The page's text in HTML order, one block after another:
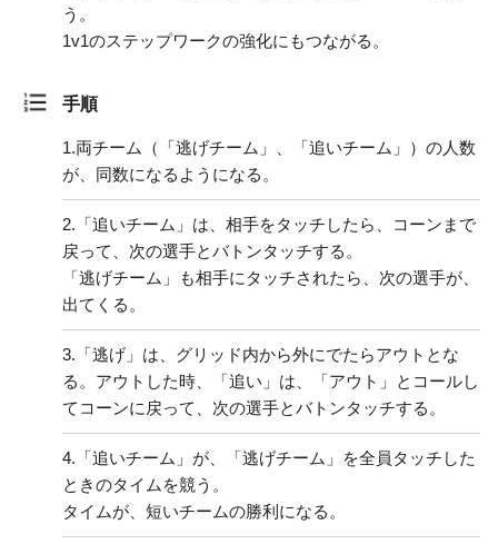
う。
1v1のステップワークの強化にもつながる。
手順
1.両チーム（「逃げチーム」、「追いチーム」）の人数
が、同数になるようになる。
2. 「追いチーム」は、相手をタッチしたら、コーンまで
戻って、次の選手とバトンタッチする。
「逃げチーム」も相手にタッチされたら、次の選手が、
出てくる。
3. 「逃げ」は、グリッド内から外にでたらアウトとな
る。アウトした時、「追い」は、「アウト」とコールし
てコーンに戻って、次の選手とバトンタッチする。
4. 「追いチーム」が、「逃げチーム」を全員タッチした
ときのタイムを競う。
タイムが、短いチームの勝利になる。